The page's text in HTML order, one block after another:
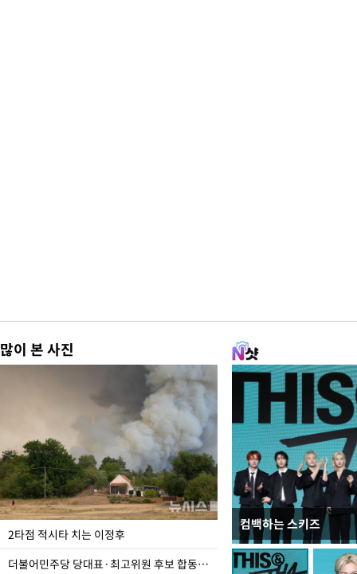
많이 본 사진
2타점 적시타 치는 이정후
더불어민주당 당대표·최고위원 후보 합동연설회
컴백하는 스키즈
사진으로 보는 일주일